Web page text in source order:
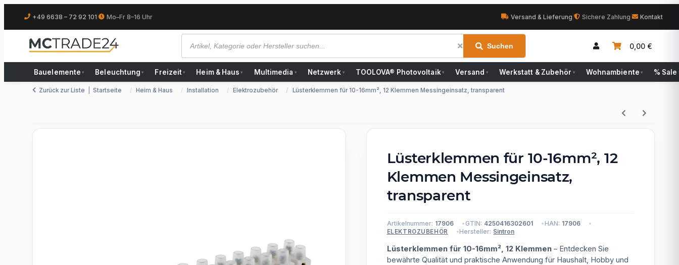
+49 6638 – 72 92 101 Mo–Fr 8–16 Uhr Versand & Lieferung Sichere Zahlung Kontakt
Suchen 0,00 €
Bauelemente ▾ Beleuchtung ▾ Freizeit ▾ Heim & Haus ▾ Multimedia ▾ Netzwerk ▾ TOOLOVA® Photovoltaik ▾ Versand ▾ Werkstatt & Zubehör ▾ Wohnambiente ▾ % Sale
Zurück zur Liste Startseite Heim & Haus Installation Elektrozubehör Lüsterklemmen für 10-16mm², 12 Klemmen Messingeinsatz, transparent
Lüsterklemmen für 10-16mm², 12
Klemmen Messingeinsatz,
transparent
Artikelnummer: 17906 GTIN: 4250416302601 HAN: 17906
ELEKTROZUBEHÖR Hersteller: Sintron
Lüsterklemmen für 10-16mm², 12 Klemmen– Entdecken Sie
bewährte Qualität und praktische Anwendung für Haushalt, Hobby und